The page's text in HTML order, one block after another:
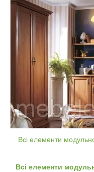
Всі елементи
Всі елементи